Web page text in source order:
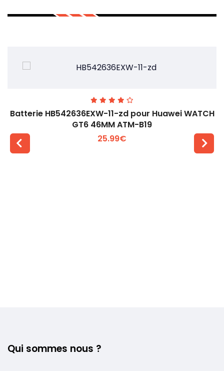
Batterie HB542636EXW-11-zd pour Huawei WATCH
GT6 46MM ATM-B19
25.99€
Qui sommes nous ?